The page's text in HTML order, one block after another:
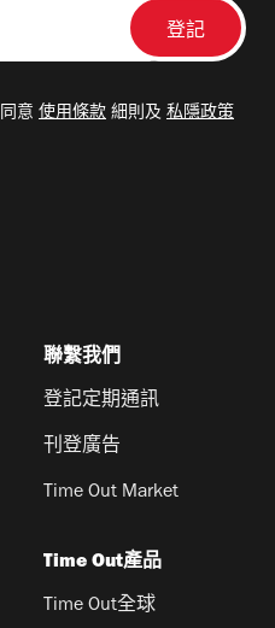
意 使用條款 細則及 私隱政策
聯繫我們
登記定期通訊
刊登廣告
Time Out Market
Time Out產品
Time Out全球